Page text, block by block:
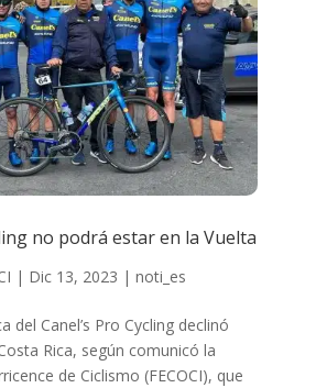
no podrá estar en la Vuelta
| Dic 13, 2023 | noti_es
del Canel’s Pro Cycling declinó
Rica, según comunicó la
de Ciclismo (FECOCI), que